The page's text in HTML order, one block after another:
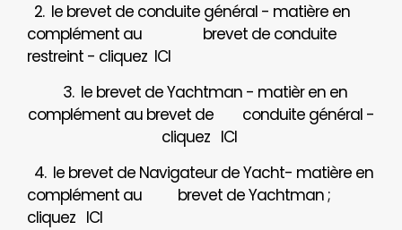
2. le brevet de conduite général - matière en
complément au brevet de conduite
restreint - cliquez ICI
3. le brevet de Yachtman - matièr en en
complément au brevet de
conduite général -
cliquez ICI
4. le brevet de Navigateur de Yacht- matière en
complément au brevet de Yachtman ;
cliquez ICI